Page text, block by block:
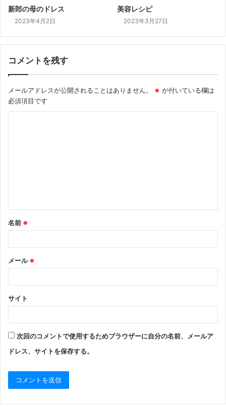
新郎の母のドレス
2023年4月2日
美容レシピ
2023年3月27日
コメントを残す
メールアドレスが公開されることはありません。 ※ が付いている欄は
必須項目です
名前 ※
メール※
サイト
次回のコメントで使用するためブラウザーに自分の名前、メールア
ドレス、サイトを保存する。